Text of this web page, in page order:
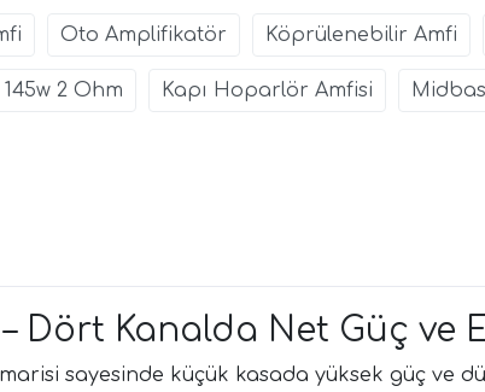
Oto Amplifikatör Köprülenebilir Amfi
145w 2 Ohm Kapı Hoparlör Amfisi
Dört Kanalda Net Güç ve
sayesinde küçük kasada yüksek güç ve